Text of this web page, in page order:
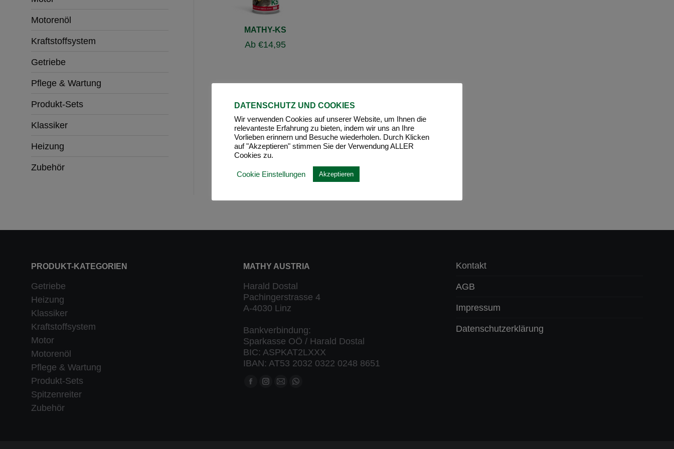
MATHY-KS
Ab €14,95
Motorenöl
Kraftstoffsystem
Getriebe
Pflege & Wartung
Produkt-Sets
Klassiker
Heizung
Zubehör
PRODUKT-KATEGORIEN
Getriebe
Heizung
Klassiker
Kraftstoffsystem
Motor
Motorenöl
Pflege & Wartung
Produkt-Sets
Spitzenreiter
Zubehör
MATHY AUSTRIA
Harald Dostal
Pachingerstrasse 4
A-4030 Linz
Bankverbindung:
Sparkasse OÖ / Harald Dostal
BIC: ASPKAT2LXXX
IBAN: AT53 2032 0322 0248 8651
Finden Sie uns auf:
Facebook
Instagram
MailWhatsapp
Kontakt
AGB
Impressum
Datenschutzerklärung
DATENSCHUTZ UND COOKIES
Wir verwenden Cookies auf unserer Website, um Ihnen die
relevanteste Erfahrung zu bieten, indem wir uns an Ihre
Vorlieben erinnern und Besuche wiederholen. Durch Klicken
auf "Akzeptieren" stimmen Sie der Verwendung ALLER
Cookies zu.
Cookie Einstellungen Akzeptieren